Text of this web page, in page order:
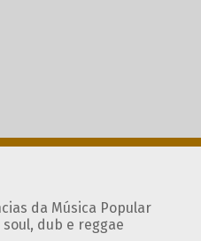
da Música Popular
dub e reggae